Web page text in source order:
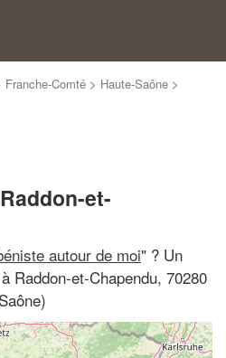
Franche-Comté > Haute-Saône >
et-
autour de moi" ? Un
Raddon-et-Chapendu, 70280